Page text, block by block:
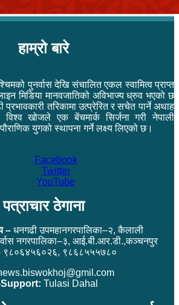
हाम्रो बारे
पुनर्वास देखि संचालित एकल स्वामित्व प्राप्त
मिडिया मानवजातिको अविभाज्य ध्रुव भएको छ
तरिकामा उत्प्रेरित र सचेत पार्ने अथाह
खोजले एक बेंचमार्क सिर्जना गरी नेपाली
युगको स्थापना गर्ने लक्ष्य लिएको छ।
Facebook
Twitter
YouTube
पत्राचार ठेगाना
– धनगढी उपमहानगरपालिका–२, कैलाली
नगरपालिका–३, आई.बी.आर.डी.,कञ्चनपुर
९८०६४५६०२६, ९८६८५५५७८०
Support: Tulasi Dahal